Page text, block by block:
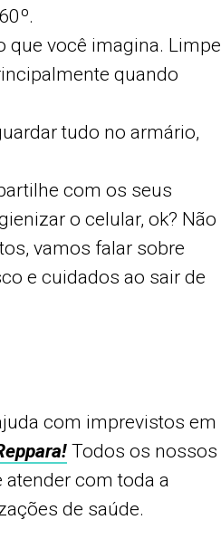
que você imagina. Limpe
quando
tudo no armário,
com os seus
o celular, ok? Não
vamos falar sobre
e cuidados ao sair de
com imprevistos em
Todos os nossos
com toda a
de saúde.